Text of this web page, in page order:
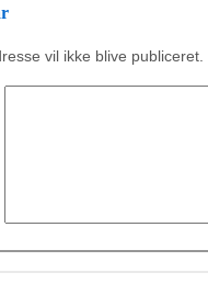
vil ikke blive publiceret.